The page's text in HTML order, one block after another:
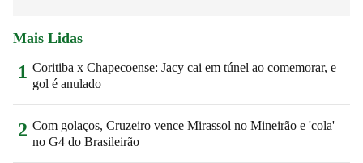
Mais Lidas
1 Coritiba x Chapecoense: Jacy cai em túnel ao comemorar, e
gol é anulado
2 Com golaços, Cruzeiro vence Mirassol no Mineirão e 'cola'
no G4 do Brasileirão